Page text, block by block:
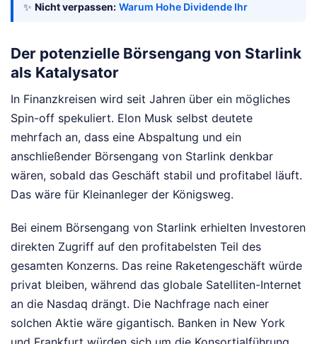
✨ Nicht verpassen: Warum Hohe Dividende Ihr
Der potenzielle Börsengang von Starlink
als Katalysator
In Finanzkreisen wird seit Jahren über ein mögliches
Spin-off spekuliert. Elon Musk selbst deutete
mehrfach an, dass eine Abspaltung und ein
anschließender Börsengang von Starlink denkbar
wären, sobald das Geschäft stabil und profitabel läuft.
Das wäre für Kleinanleger der Königsweg.
Bei einem Börsengang von Starlink erhielten Investoren
direkten Zugriff auf den profitabelsten Teil des
gesamten Konzerns. Das reine Raketengeschäft würde
privat bleiben, während das globale Satelliten-Internet
an die Nasdaq drängt. Die Nachfrage nach einer
solchen Aktie wäre gigantisch. Banken in New York